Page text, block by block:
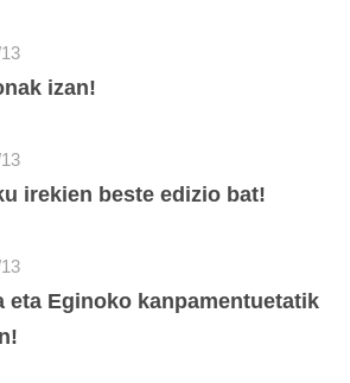
izan!
irekien beste edizio bat!
eta Eginoko kanpamentuetatik